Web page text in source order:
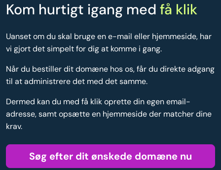
Kom hurtigt igang med få klik
Uanset om du skal bruge en e-mail eller hjemmeside, har
vi gjort det simpelt for dig at komme i gang.
Når du bestiller dit domæne hos os, får du direkte adgang
til at administrere det med det samme.
Dermed kan du med få klik oprette din egen email-
adresse, samt opsætte en hjemmeside der matcher dine
krav.
Søg efter dit ønskede domæne nu